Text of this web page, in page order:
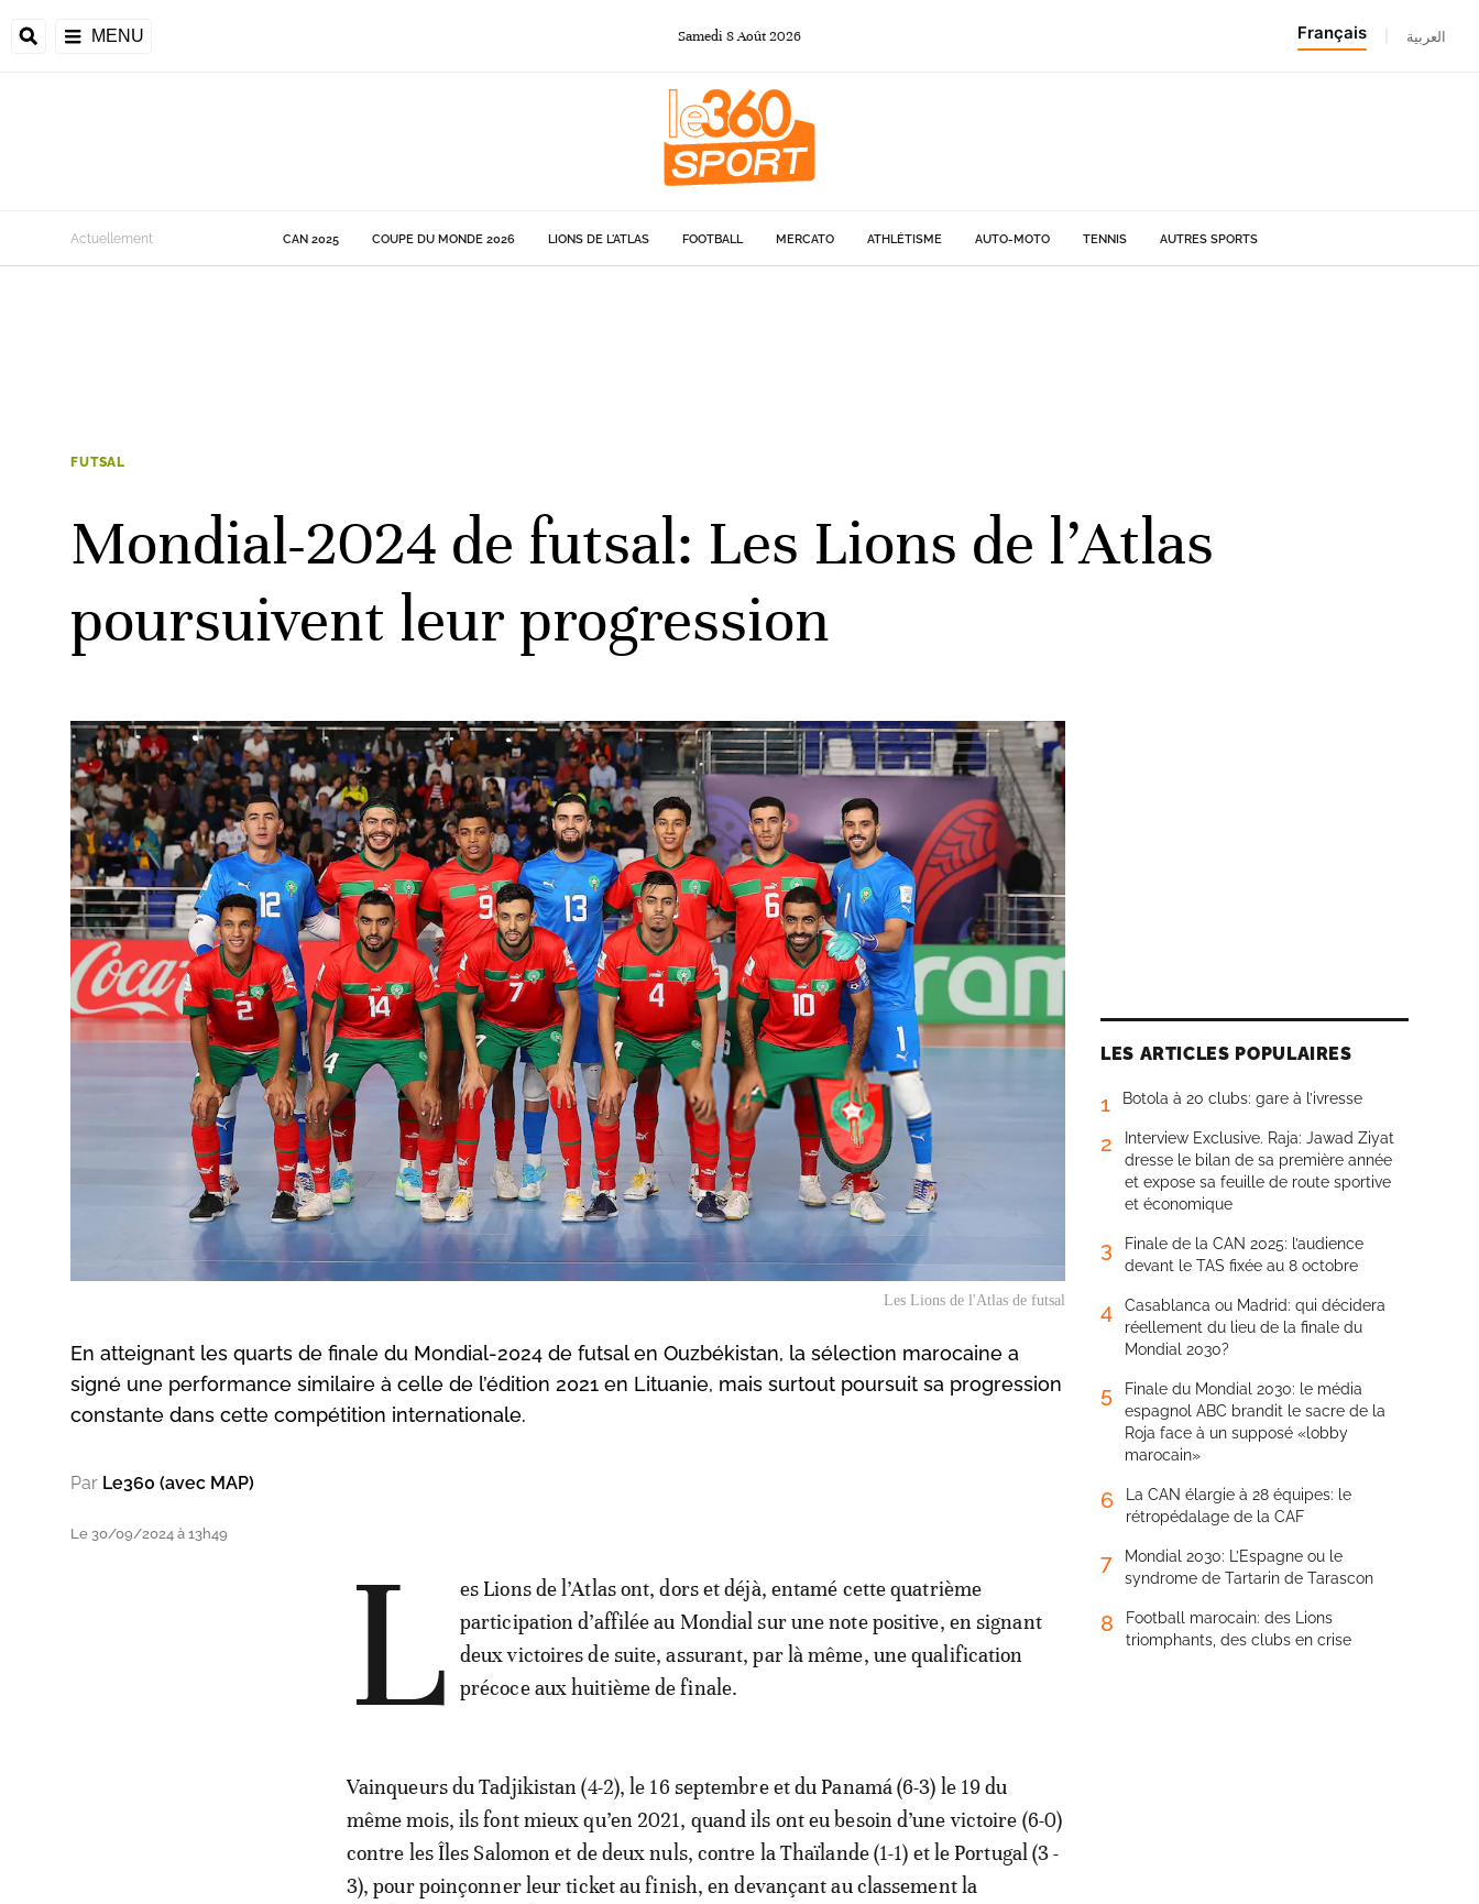
MENU Samedi 8Août2026 Français العربية
de la CAF
Actuellement CAN 2025 COUPE DU MONDE 2026 LIONS DE L'ATLAS FOOTBALL MERCATO ATHLÉTISME AUTO-MOTO TENNIS AUTRES SPORTS
FUTSAL
Mondial-2024 de futsal: Les Lions de l’Atlas
poursuivent leur progression
Les Lions de l'Atlas de futsal
En atteignant les quarts de finale du Mondial-2024 de futsal en Ouzbékistan, la sélection marocaine a
signé une performance similaire à celle de l’édition 2021 en Lituanie, mais surtout poursuit sa progression
constante dans cette compétition internationale.
Par Le360 (avec MAP)
Le 30/09/2024 à 13h49 L
es Lions de l’Atlas ont, dors et déjà, entamé cette quatrième
participation d’affilée au Mondial sur une note positive, en signant
deux victoires de suite, assurant, par là même, une qualification
précoce aux huitième de finale.
Vainqueurs du Tadjikistan (4-2), le 16 septembre et du Panamá (6-3) le 19 du
même mois, ils font mieux qu’en 2021, quand ils ont eu besoin d’une victoire (6-0)
contre les Îles Salomon et de deux nuls, contre la Thaïlande (1-1) et le Portugal (3 -
3), pour poinçonner leur ticket au finish, en devançant au classement la
LES ARTICLES POPULAIRES
1 Botola à 20 clubs: gare à l’ivresse
2
Interview Exclusive. Raja: Jawad Ziyat
dresse le bilan de sa première année
et expose sa feuille de route sportive
et économique
3
Finale de la CAN 2025: l’audience
devant le TAS fixée au 8 octobre
4
Casablanca ou Madrid: qui décidera
réellement du lieu de la finale du
Mondial 2030?
5
Finale du Mondial 2030: le média
espagnol ABC brandit le sacre de la
Roja face à un supposé «lobby
marocain»
6
La CAN élargie à 28 équipes: le
rétropédalage de la CAF
7
Mondial 2030: L’Espagne ou le
syndrome de Tartarin de Tarascon
8
Football marocain: des Lions
triomphants, des clubs en crise